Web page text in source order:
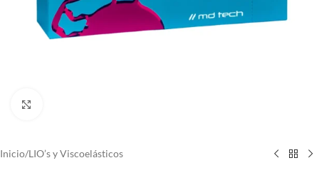
Inicio/LIO’s y Viscoelásticos